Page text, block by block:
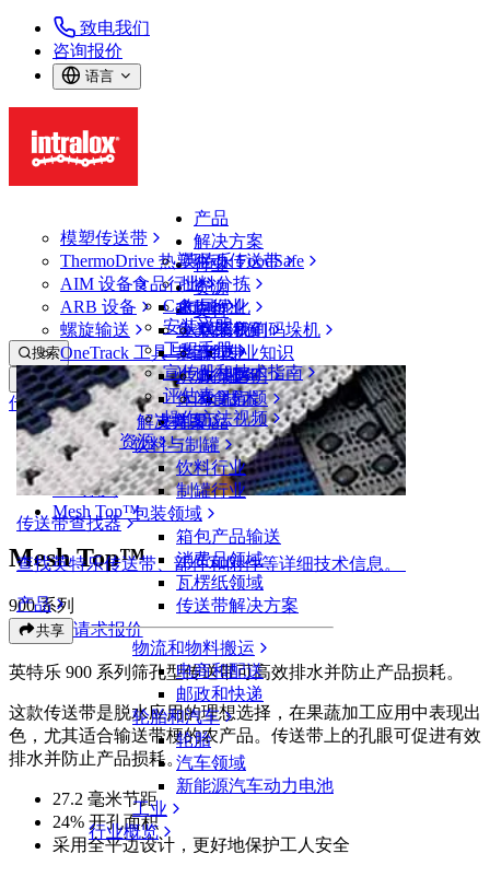
致电我们
咨询报价
语言
产品
模塑传送带
ThermoDrive 热塑驱动传送带
AIM 设备
ARB 设备
螺旋输送
OneTrack 工具与组件
传送带查找器
查找英特乐传送带、部件和附件等详细技术信息。
产品
解决方案
英特乐 FoodSafe
批料分拣
布局优化
从包装机到码垛机
专业知识
服务
技术
解决方案
行业
食品行业
禽肉行业
鱼类和海鲜
果蔬行业
烘焙行业
休闲食品
乳制品
饮料与制罐
饮料行业
制罐行业
包装领域
箱包产品输送
消费品领域
瓦楞纸领域
传送带解决方案
物流和物料搬运
电商和配送
邮政和快递
轮胎和汽车
轮胎
汽车领域
新能源汽车动力电池
工业
行业概览
资源
CalcLab
安装说明
工程手册
宣传册和技术指南
评估表
操作方法视频
资源
支持
联系我们
保证
政策声明
常见问题
支持
搜索
打开菜单
传送带查找器
传送带查找器
模塑传送带
900 系列
Mesh Top™
Mesh Top™
900 系列
共享 请求报价
英特乐 900 系列筛孔型传送带可高效排水并防止产品损耗。
这款传送带是脱水应用的理想选择，在果蔬加工应用中表现出
色，尤其适合输送带梗的农产品。传送带上的孔眼可促进有效
排水并防止产品损耗。
27.2 毫米节距
24% 开孔面积
采用全平边设计，更好地保护工人安全